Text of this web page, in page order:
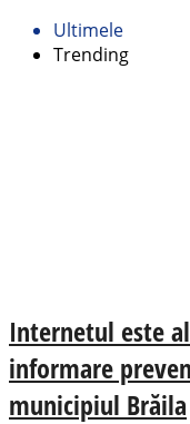
Ultimele
Trending
Internetul este
informare
municipiul Brăila